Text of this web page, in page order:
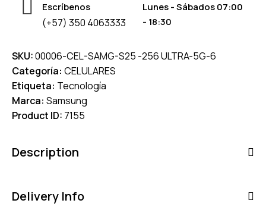
Escríbenos
(+57) 350 4063333
Lunes - Sábados 07:00
- 18:30
SKU:00006-CEL-SAMG-S25 -256 ULTRA-5G-6
Categoría: CELULARES
Etiqueta: Tecnología
Marca: Samsung
Product ID: 7155
Description
Delivery Info